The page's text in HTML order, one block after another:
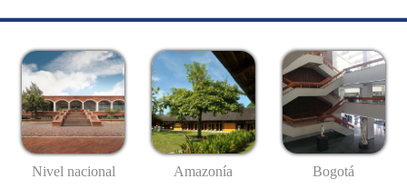
Nivel nacional Amazonía Bogotá